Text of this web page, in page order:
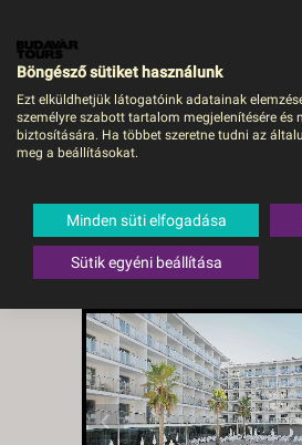
Hotel Best San
Costa Dorada -
BUD, Repülő
Spanyolország
Böngésző sütiket használunk
Ezt elküldhetjük látogatóink adatainak
személyre szabott tartalom megjelenítésére és
biztosítására. Ha többet szeretne tudni az
meg a beállításokat.
Minden süti elfogadása
Sütik egyéni beállítása